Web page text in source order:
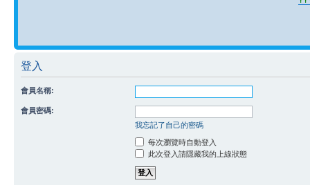
登入
會員名稱:
會員密碼:
我忘記了自己的密碼
每次瀏覽時自動登入
此次登入請隱藏我的上線狀態